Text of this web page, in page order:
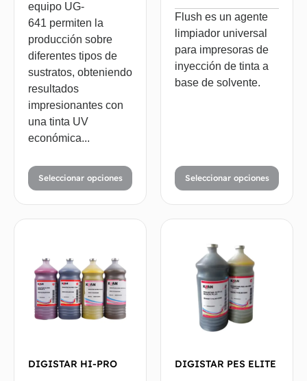
equipo UG-
641 permiten la
producción sobre
diferentes tipos de
sustratos, obteniendo
resultados
impresionantes con
una tinta UV
económica...
Seleccionar opciones
Flush es un agente
limpiador universal
para impresoras de
inyección de tinta a
base de solvente.
Seleccionar opciones
DIGISTAR HI-PRO DIGISTAR PES ELITE